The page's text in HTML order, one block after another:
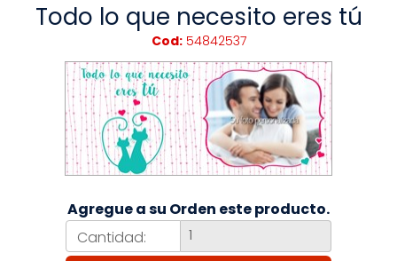
Todo lo que necesito eres tú
Cod:54842537
Agregue a su Orden este producto.
Cantidad: